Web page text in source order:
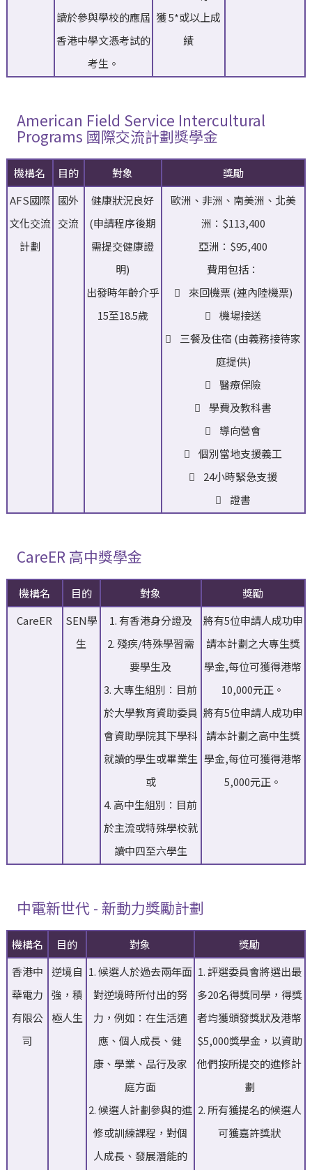
讀於參與學校的應屆
香港中學文憑考試的
考生。
獲 5*或以上成
績
American Field Service Intercultural
Programs 國際交流計劃獎學金
機構名 目的 對象
獎勵
AFS國際
文化交流
計劃
國外
交流
健康狀況良好
(申請程序後期
需提交健康證
明)
出發時年齡介乎
15至18.5歲
歐洲、非洲、南美洲、北美
洲：$113,400
亞洲：$95,400
費用包括：
 來回機票 (連內陸機票)
 機場接送
 三餐及住宿 (由義務接待家
庭提供)
 醫療保險
 學費及教科書
 導向營會
 個別當地支援義工
 24小時緊急支援
 證書
CareER 高中獎學金
機構名 目的 對象
獎勵
CareER
SEN學
生
1. 有香港身分證及⁣
2. 殘疾/特殊學習需
要學生及⁣
3. 大專生組別：目前
於大學教育資助委員
會資助學院其下學科
就讀的學生或畢業生
或
4. 高中生組別：目前
於主流或特殊學校就
讀中四至六學生⁣
將有5位申請人成功申
請本計劃之大專生獎
學金,每位可獲得港幣
10,000元正。
將有5位申請人成功申
請本計劃之高中生獎
學金,每位可獲得港幣
5,000元正。
中電新世代 - 新動力獎勵計劃
機構名 目的 對象
獎勵
香港中
華電力
有限公
司
逆境自
強，積
極人生
1. 候選人於過去兩年面
對逆境時所付出的努
力，例如：在生活適
應、個人成長、健
康、學業、品行及家
庭方面
2. 候選人計劃參與的進
修或訓練課程，對個
人成長、發展潛能的
1. 評選委員會將選出最
多20名得獎同學，得獎
者均獲頒發獎狀及港幣
$5,000獎學金，以資助
他們按所提交的進修計
劃
2. 所有獲提名的候選人
可獲嘉許獎狀